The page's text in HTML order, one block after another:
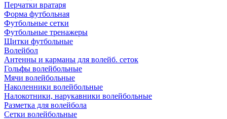
Перчатки вратаря
Форма футбольная
Футбольные сетки
Футбольные тренажеры
Щитки футбольные
Волейбол
Антенны и карманы для волейб. сеток
Гольфы волейбольные
Мячи волейбольные
Наколенники волейбольные
Налокотники, нарукавники волейбольные
Разметка для волейбола
Сетки волейбольные